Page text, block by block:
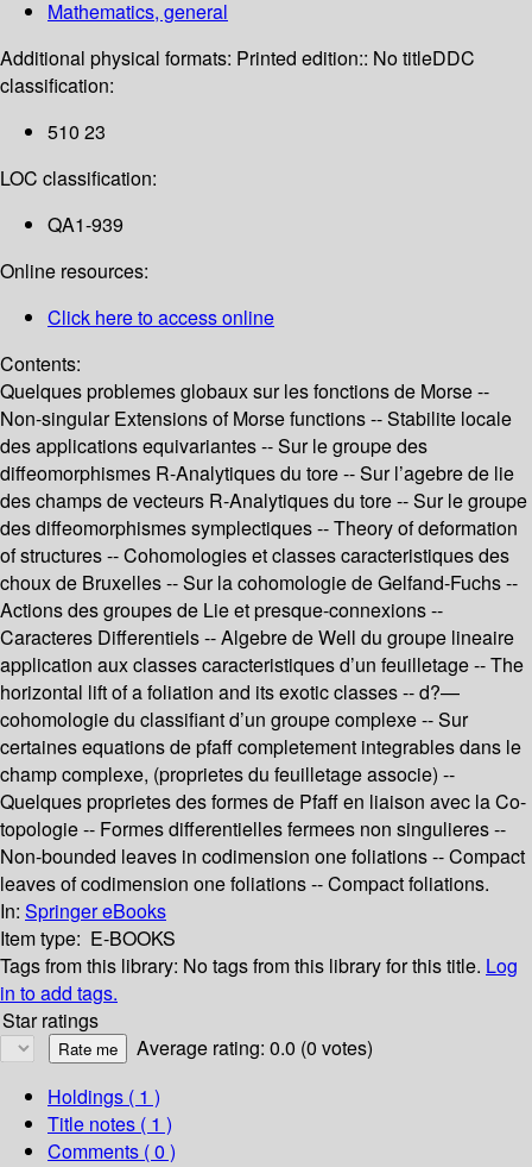
Mathematics, general
Additional physical formats: Printed edition:: No titleDDC
classification:
510 23
LOC classification:
QA1-939
Online resources:
Click here to access online
Contents:
Quelques problemes globaux sur les fonctions de Morse --
Non-singular Extensions of Morse functions -- Stabilite locale
des applications equivariantes -- Sur le groupe des
diffeomorphismes R-Analytiques du tore -- Sur l’agebre de lie
des champs de vecteurs R-Analytiques du tore -- Sur le groupe
des diffeomorphismes symplectiques -- Theory of deformation
of structures -- Cohomologies et classes caracteristiques des
choux de Bruxelles -- Sur la cohomologie de Gelfand-Fuchs --
Actions des groupes de Lie et presque-connexions --
Caracteres Differentiels -- Algebre de Well du groupe lineaire
application aux classes caracteristiques d’un feuilletage -- The
horizontal lift of a foliation and its exotic classes -- d?—
cohomologie du classifiant d’un groupe complexe -- Sur
certaines equations de pfaff completement integrables dans le
champ complexe, (proprietes du feuilletage associe) --
Quelques proprietes des formes de Pfaff en liaison avec la Co-
topologie -- Formes differentielles fermees non singulieres --
Non-bounded leaves in codimension one foliations -- Compact
leaves of codimension one foliations -- Compact foliations.
In: Springer eBooks
Item type: E-BOOKS
Tags from this library: No tags from this library for this title. Log
in to add tags.
Star ratings
Average rating: 0.0 (0 votes)
Holdings ( 1 )
Title notes ( 1 )
Comments ( 0 )